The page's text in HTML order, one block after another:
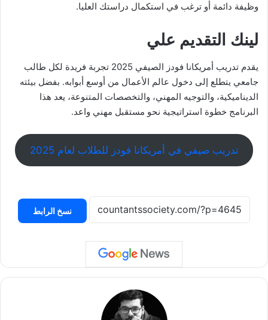
وظيفة دائمة أو ترغب في استكمال دراستك العليا.
لينك التقديم علي
يقدم تدريب أمريكانا فودز الصيفي 2025 تجربة فريدة لكل طالب
جامعي يتطلع إلى دخول عالم الأعمال من أوسع أبوابه. بفضل بيئته
الديناميكية، والتوجيه المهني، والتخصصات المتنوعة، يعد هذا
البرنامج خطوة استراتيجية نحو مستقبل مهني واعد.
تدريب صيفي في أمريكانا فودز للطلاب لعام 2025
نسخ الرابط